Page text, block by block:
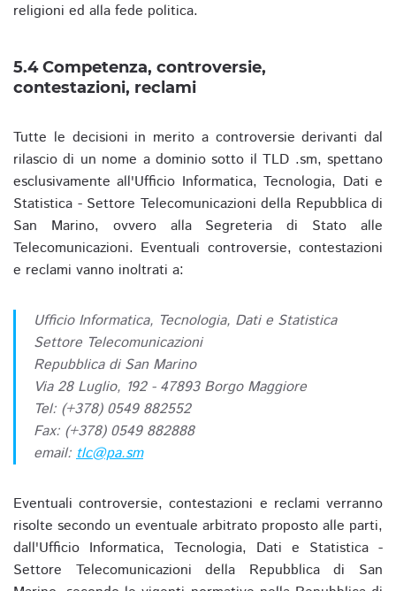
religioni ed alla fede politica.
5.4 Competenza, controversie,
contestazioni, reclami
Tutte le decisioni in merito a controversie derivanti dal
rilascio di un nome a dominio sotto il TLD .sm, spettano
esclusivamente all'Ufficio Informatica, Tecnologia, Dati e
Statistica - Settore Telecomunicazioni della Repubblica di
San Marino, ovvero alla Segreteria di Stato alle
Telecomunicazioni. Eventuali controversie, contestazioni
e reclami vanno inoltrati a:
Ufficio Informatica, Tecnologia, Dati e Statistica
Settore Telecomunicazioni
Repubblica di San Marino
Via 28 Luglio, 192 - 47893 Borgo Maggiore
Tel: (+378) 0549 882552
Fax: (+378) 0549 882888
email: tlc@pa.sm
Eventuali controversie, contestazioni e reclami verranno
risolte secondo un eventuale arbitrato proposto alle parti,
dall'Ufficio Informatica, Tecnologia, Dati e Statistica -
Settore Telecomunicazioni della Repubblica di San